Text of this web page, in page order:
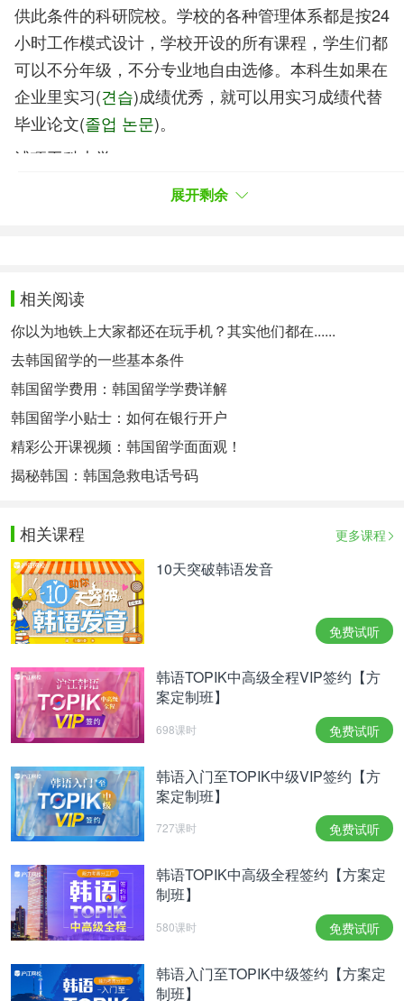
供此条件的科研院校。学校的各种管理体系都是按24
小时工作模式设计，学校开设的所有课程，学生们都
可以不分年级，不分专业地自由选修。本科生如果在
企业里实习(견습)成绩优秀，就可以用实习成绩代替
毕业论文(졸업 논문)。
浦项工科大学
浦项工科大学(포항공대)
作用。浦项工大在短暂的22年中迅速发展，学校规模
(규모)不断扩大，专业设置科学，结构合理，基础设
施(인프라)配套，师资力量雄厚，具有现代化气息和
浓厚的文化氛围，己被认可为具有最高水准(
준)的理工科大学(이공과 대학)。，1998年获得香港
实事周刊“亚洲周末报”的亚洲科学技术大学中“最优秀
科技大学（과기대）”的称号。
7.汉阳大学（한양대학교）
汉阳大学建校于1939年,迄今已有70年的悠久历史。
有汉城和安山（안산
생)25000余名，研究生(
)7700余名，教授
教育水平高超，在韩国各大学中的综合实力(종합 평
가)始终名列前茅(이름이 선두에 있다
其实的名牌私立大学。
成均馆大学
8.成均馆大学（성균관대）
“成均馆”是传统(전통)与进步教育( 진보적 교육)融合
的同义词。成大校名的字面意义是“为人类创造完美
和谐社会的学府”。在这个科技迅猛发展似乎掩盖了
人文学科的今天，老成均馆大学的建校哲学还是依然
闪烁着光辉。成大一直致力于高质量的教学与研究，
致力于为学生提供充满挑战性的成长环境(성장환
展开剩余
相关阅读
你以为地铁上大家都还在玩手机？其实他们都在......
去韩国留学的一些基本条件
韩国留学费用：韩国留学学费详解
韩国留学小贴士：如何在银行开户
精彩公开课视频：韩国留学面面观！
揭秘韩国：韩国急救电话号码
相关课程 更多课程
10天突破韩语发音
免费试听
韩语TOPIK中高级全程VIP签约【方
案定制班】
698课时 免费试听
韩语入门至TOPIK中级VIP签约【方
案定制班】
727课时 免费试听
韩语TOPIK中高级全程签约【方案定
制班】
580课时 免费试听
韩语入门至TOPIK中级签约【方案定
制班】